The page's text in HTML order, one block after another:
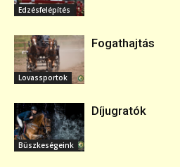
Edzésfelépítés
Lovassportok
Fogathajtás
Büszkeségeink
Díjugratók